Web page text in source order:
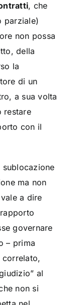
, che
parziale)
non possa
della
la
di un
a sua volta
restare
con il
ma non
a dire
governare
– prima
correlato,
al
non si